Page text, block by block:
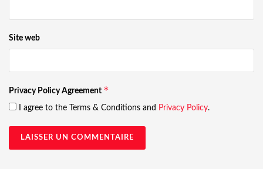
Site web
Privacy Policy Agreement *
I agree to the Terms & Conditions and Privacy Policy.